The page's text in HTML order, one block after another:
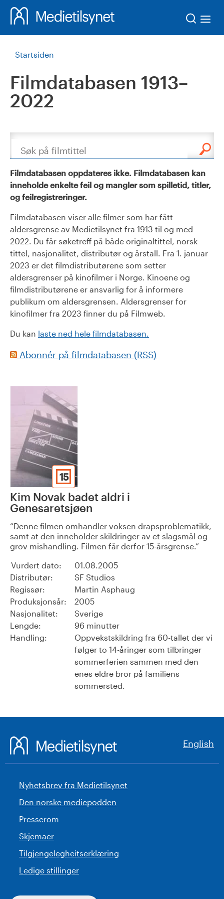
Startsiden
Filmdatabasen 1913–
2022
Søk
Filmdatabasen oppdateres ikke. Filmdatabasen kan
inneholde enkelte feil og mangler som spilletid, titler,
og feilregistreringer.
Filmdatabasen viser alle filmer som har fått
aldersgrense av Medietilsynet fra 1913 til og med
2022. Du får søketreff på både originaltittel, norsk
tittel, nasjonalitet, distributør og årstall. Fra 1. januar
2023 er det filmdistributørene som setter
aldersgrenser på kinofilmer i Norge. Kinoene og
filmdistributørene er ansvarlig for å informere
publikum om aldersgrensen. Aldersgrenser for
kinofilmer fra 2023 finner du på Filmweb.
Du kan laste ned hele filmdatabasen.
Abonnér på filmdatabasen (RSS)
15
Kim Novak badet aldri i
Genesaretsjøen
Denne filmen omhandler voksen drapsproblematikk,
samt at den inneholder skildringer av et slagsmål og
grov mishandling. Filmen får derfor 15-årsgrense.
Vurdert dato:
01.08.2005
Distributør:
SF Studios
Regissør:
Martin Asphaug
Produksjonsår:
2005
Nasjonalitet:
Sverige
Lengde:
96 minutter
Handling:
Oppvekstskildring fra 60-tallet der vi
følger to 14-åringer som tilbringer
sommerferien sammen med den
enes eldre bror på familiens
sommersted.
English
Nyhetsbrev fra Medietilsynet
Den norske mediepodden
Presserom
Skjemaer
Tilgjengelegheitserklæring
Ledige stillinger